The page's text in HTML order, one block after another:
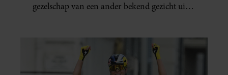
gezelschap van een ander bekend gezicht uit